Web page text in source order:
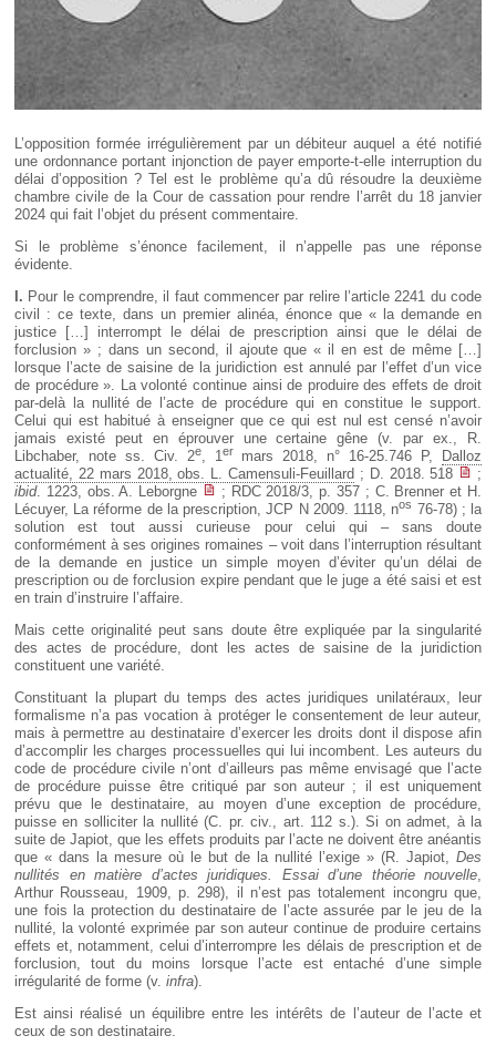
L’opposition formée irrégulièrement par un débiteur auquel a été notifié
une ordonnance portant injonction de payer emporte-t-elle interruption du
délai d’opposition ? Tel est le problème qu’a dû résoudre la deuxième
chambre civile de la Cour de cassation pour rendre l’arrêt du 18 janvier
2024 qui fait l’objet du présent commentaire.
Si le problème s’énonce facilement, il n’appelle pas une réponse
évidente.
I. Pour le comprendre, il faut commencer par relire l’article 2241 du code
civil : ce texte, dans un premier alinéa, énonce que « la demande en
justice […] interrompt le délai de prescription ainsi que le délai de
forclusion » ; dans un second, il ajoute que « il en est de même […]
lorsque l’acte de saisine de la juridiction est annulé par l’effet d’un vice
de procédure ». La volonté continue ainsi de produire des effets de droit
par-delà la nullité de l’acte de procédure qui en constitue le support.
Celui qui est habitué à enseigner que ce qui est nul est censé n’avoir
jamais existé peut en éprouver une certaine gêne (v. par ex., R.
Libchaber, note ss. Civ. 2e, 1er mars 2018, n° 16-25.746 P,
Dalloz
actualité, 22 mars 2018, obs. L. Camensuli-Feuillard ; D. 2018. 518
;
ibid. 1223, obs. A. Leborgne
; RDC 2018/3, p. 357 ; C. Brenner et H.
Lécuyer, La réforme de la prescription, JCP N 2009. 1118, nos 76-78) ; la
solution est tout aussi curieuse pour celui qui – sans doute
conformément à ses origines romaines – voit dans l’interruption résultant
de la demande en justice un simple moyen d’éviter qu’un délai de
prescription ou de forclusion expire pendant que le juge a été saisi et est
en train d’instruire l’affaire.
Mais cette originalité peut sans doute être expliquée par la singularité
des actes de procédure, dont les actes de saisine de la juridiction
constituent une variété.
Constituant la plupart du temps des actes juridiques unilatéraux, leur
formalisme n’a pas vocation à protéger le consentement de leur auteur,
mais à permettre au destinataire d’exercer les droits dont il dispose afin
d’accomplir les charges processuelles qui lui incombent. Les auteurs du
code de procédure civile n’ont d’ailleurs pas même envisagé que l’acte
de procédure puisse être critiqué par son auteur ; il est uniquement
prévu que le destinataire, au moyen d’une exception de procédure,
puisse en solliciter la nullité (C. pr. civ., art. 112 s.). Si on admet, à la
suite de Japiot, que les effets produits par l’acte ne doivent être anéantis
que « dans la mesure où le but de la nullité l’exige » (R. Japiot, Des
nullités en matière d’actes juridiques. Essai d’une théorie nouvelle,
Arthur Rousseau, 1909, p. 298), il n’est pas totalement incongru que,
une fois la protection du destinataire de l’acte assurée par le jeu de la
nullité, la volonté exprimée par son auteur continue de produire certains
effets et, notamment, celui d’interrompre les délais de prescription et de
forclusion, tout du moins lorsque l’acte est entaché d’une simple
irrégularité de forme (v. infra).
Est ainsi réalisé un équilibre entre les intérêts de l’auteur de l’acte et
ceux de son destinataire.